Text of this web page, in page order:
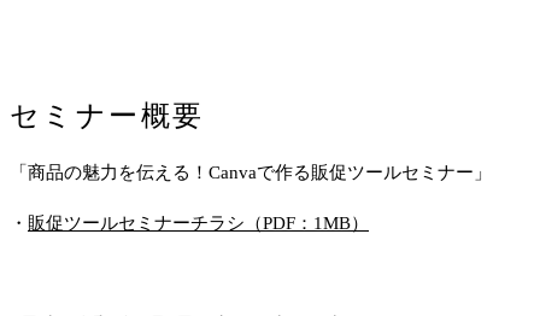
セミナー概要
「商品の魅力を伝える！Canvaで作る販促ツールセミナー」
・ 販促ツールセミナーチラシ（PDF：1MB）